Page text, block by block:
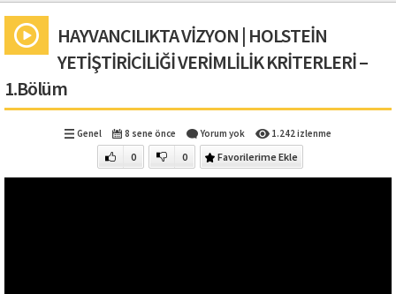
HAYVANCILIKTA VİZYON | HOLSTEİN
YETİŞTİRİCİLİĞİ VERİMLİLİK KRİTERLERİ –
1.Bölüm
Genel 8 sene önce Yorum yok 1.242 izlenme
0 0 Favorilerime Ekle